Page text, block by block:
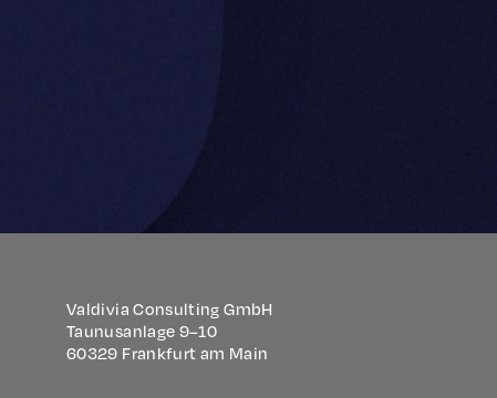
Valdivia Consulting GmbH
Taunusanlage 9–10
60329 Frankfurt am Main